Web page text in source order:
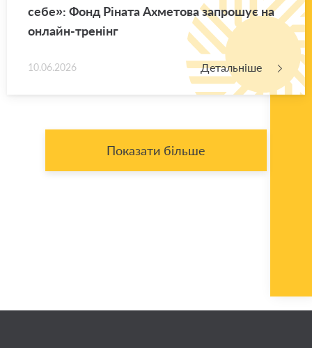
себе»: Фонд Рі­на­та Ахме­то­ва за­про­шує на
он­лайн-тре­нінг
10.06.2026 Детальніше
Показати більше